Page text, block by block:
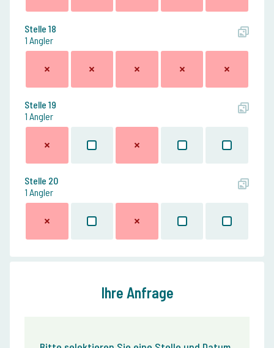
Stelle 18
1 Angler
Stelle 19
1 Angler
Stelle 20
1 Angler
Ihre Anfrage